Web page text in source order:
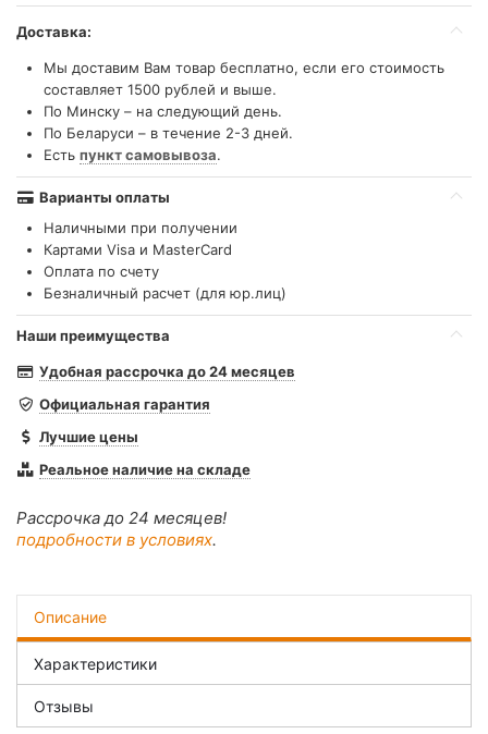
Доставка:
Мы доставим Вам товар бесплатно, если его стоимость
составляет 1500 рублей и выше.
По Минску – на следующий день.
По Беларуси – в течение 2-3 дней.
Есть пункт самовывоза.
Варианты оплаты
Наличными при получении
Картами Visa и MasterCard
Оплата по счету
Безналичный расчет (для юр.лиц)
Наши преимущества
Удобная рассрочка до 24 месяцев
Официальная гарантия
Лучшие цены
Реальное наличие на складе
Рассрочка до 24 месяцев!
подробности в условиях.
Описание
Характеристики
Отзывы